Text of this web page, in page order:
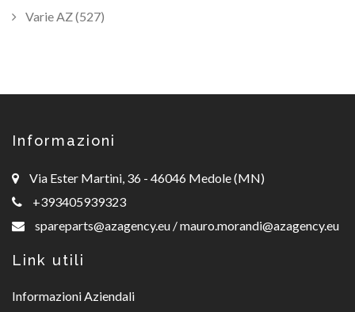
Varie AZ (527)
Informazioni
Via Ester Martini, 36 - 46046 Medole (MN)
+393405939323
spareparts@azagency.eu /mauro.morandi@azagency.eu
Link utili
Informazioni Aziendali